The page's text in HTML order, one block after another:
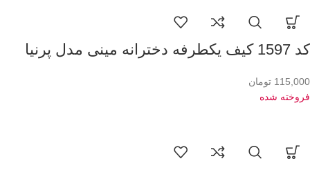
کد 1597 کیف یکطرفه دخترانه مینی مدل پرنیا
115,000 تومان
فروخته شده